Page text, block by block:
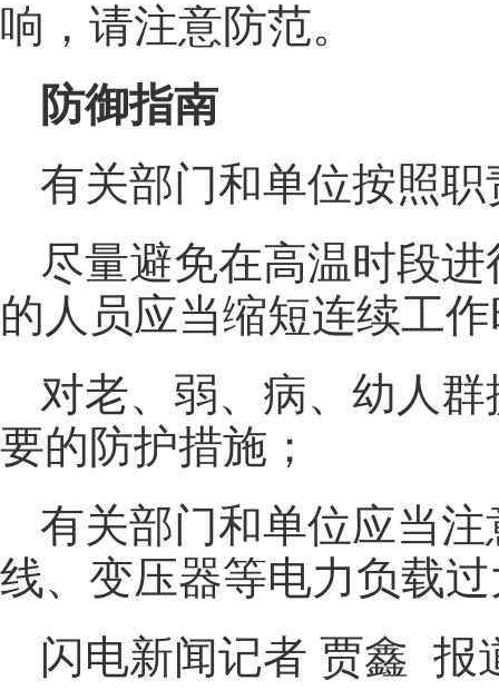
响，请注意防范。
防御指南
有关部门和单位按照
尽量避免在高温时段
的人员应当缩短连续工
对老、弱、病、幼人
要的防护措施；
有关部门和单位应当
线、变压器等电力负载
闪电新闻记者 贾鑫 报